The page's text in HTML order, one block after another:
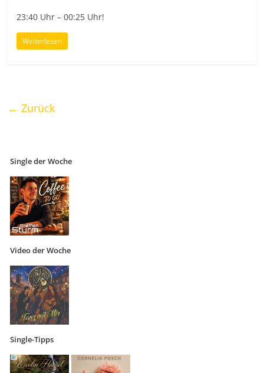
23:40 Uhr – 00:25 Uhr!
Weiterlesen
← Zurück
Single der Woche
Video der Woche
Single-Tipps